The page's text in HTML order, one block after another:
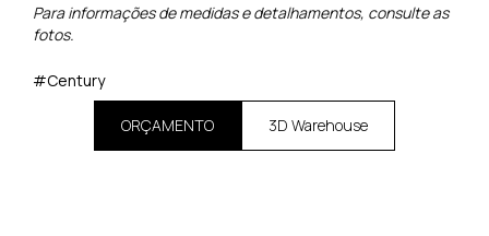
Para informações de medidas e detalhamentos, consulte as
fotos.
#Century
ORÇAMENTO 3D Warehouse